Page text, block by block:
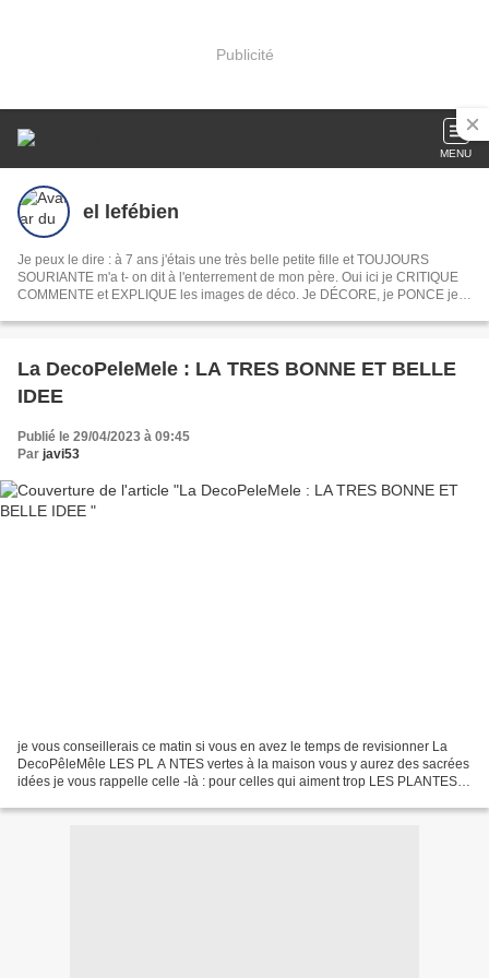
Publicité
MENU
el lefébien
Je peux le dire : à 7 ans j'étais une très belle petite fille et TOUJOURS
SOURIANTE m'a t- on dit à l'enterrement de mon père. Oui ici je CRITIQUE
COMMENTE et EXPLIQUE les images de déco. Je DÉCORE, je PONCE je
jour les films et les séries . En fait je PAPOTE comme devant un apéro. Ah
La DecoPeleMele : LA TRES BONNE ET BELLE
IDEE
Publié le 29/04/2023 à 09:45
Par javi53
je vous conseillerais ce matin si vous en avez le temps de revisionner La
DecoPêleMêle LES PL A NTES vertes à la maison vous y aurez des sacrées
idées je vous rappelle celle -là : pour celles qui aiment trop LES PLANTES